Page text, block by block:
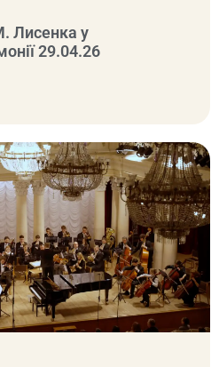
Лисенка у
29.04.26